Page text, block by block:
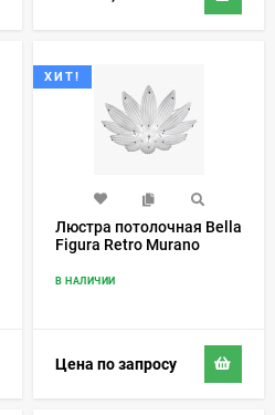
ХИТ!
Люстра потолочная Bella
Figura Retro Murano
В НАЛИЧИИ
Цена по запросу